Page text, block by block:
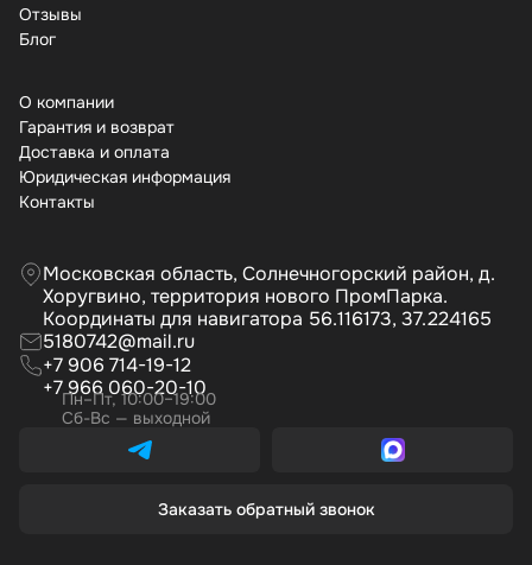
Отзывы
Бло
О компании
Гарантия и возврат
Доставка и оплата
Юридическая информация
Контакты
Московская область, Солнечногорский район, д.
Хоругвино, территория нового ПромПарка.
Координаты для навигатора 56.116173, 37.224165
5180742@mail.ru
+7 906 714-19-12
+7 966 060-20-10
Пн–Пт, 10:00–19:00
Сб-Вс — выходной
Заказать обратный звонок